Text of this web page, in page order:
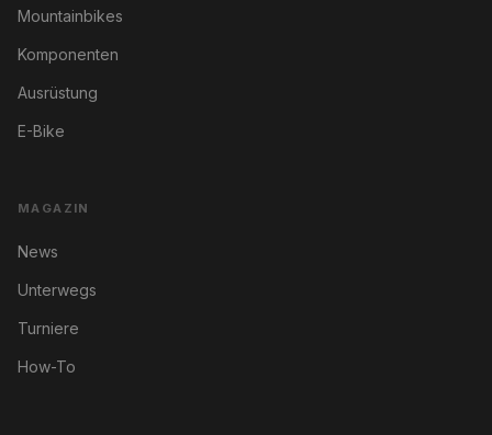
Mountainbikes
Komponenten
Ausrüstung
E-Bike
MAGAZIN
News
Unterwegs
Turniere
How-To